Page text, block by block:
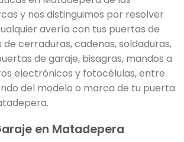
y nos distinguimos por resolver
avería con tus puertas de
cerraduras, cadenas, soldaduras,
de garaje, bisagras, mandos a
electrónicos y fotocélulas, entre
del modelo o marca de tu puerta
en Matadepera